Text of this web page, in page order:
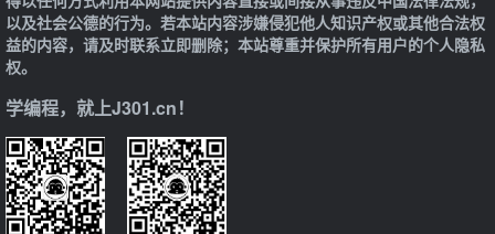
以及社会公德的行为。若本站内容涉嫌侵犯他人知识产权或其他合法权
益的内容，请及时联系立即删除；本站尊重并保护所有用户的个人隐私
权。
学编程，就上J301.cn！